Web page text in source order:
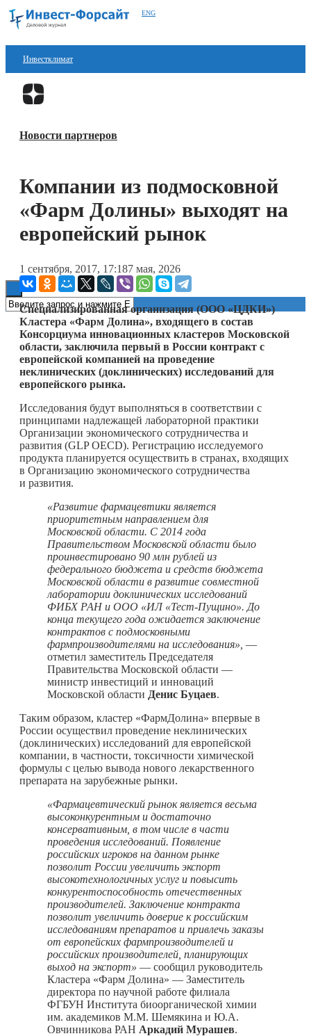
ENG
Инвестклимат
Финансы
Блокчейн
Новости партнеров
Компании из подмосковной
«Фарм Долины» выходят на
европейский рынок
1 сентября, 2017, 17:187 мая, 2026
Специализированная организация (ООО «ЦДКИ»)
Кластера «Фарм Долина», входящего в состав
Консорциума инновационных кластеров Московской
области, заключила первый в России контракт с
европейской компанией на проведение
неклинических (доклинических) исследований для
европейского рынка.
Исследования будут выполняться в соответствии с
принципами надлежащей лабораторной практики
Организации экономического сотрудничества и
развития (GLP OECD). Регистрацию исследуемого
продукта планируется осуществить в странах, входящих
в Организацию экономического сотрудничества
и развития.
«Развитие фармацевтики является
приоритетным направлением для
Московской области. С 2014 года
Правительством Московской области было
проинвестировано 90 млн рублей из
федерального бюджета и средств бюджета
Московской области в развитие совместной
лаборатории доклинических исследований
ФИБХ РАН и ООО «ИЛ «Тест-Пущино». До
конца текущего года ожидается заключение
контрактов с подмосковными
фармпроизводителями на исследования», —
отметил заместитель Председателя
Правительства Московской области —
министр инвестиций и инноваций
Московской области Денис Буцаев.
Таким образом, кластер «ФармДолина» впервые в
России осуществил проведение неклинических
(доклинических) исследований для европейской
компании, в частности, токсичности химической
формулы с целью вывода нового лекарственного
препарата на зарубежные рынки.
«Фармацевтический рынок является весьма
высоконкурентным и достаточно
консервативным, в том числе в части
проведения исследований. Появление
российских игроков на данном рынке
позволит России увеличить экспорт
высокотехнологичных услуг и повысить
конкурентоспособность отечественных
производителей. Заключение контракта
позволит увеличить доверие к российским
исследованиям препаратов и привлечь заказы
от европейских фармпроизводителей и
российских производителей, планирующих
выход на экспорт» — сообщил руководитель
Кластера «Фарм Долина» — Заместитель
директора по научной работе филиала
ФГБУН Института биоорганической химии
им. академиков М.М. Шемякина и Ю.А.
Овчинникова РАН Аркадий Мурашев.